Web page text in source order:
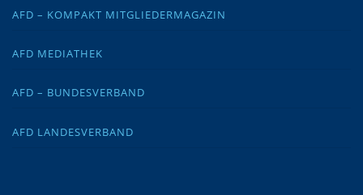
AFD – KOMPAKT MITGLIEDERMAGAZIN
AFD MEDIATHEK
AFD – BUNDESVERBAND
AFD LANDESVERBAND